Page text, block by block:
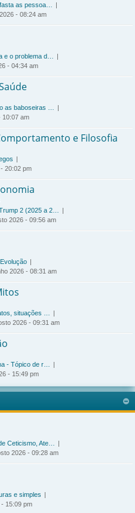
as pessoa…
- 08:24 am
e o problema d…
- 04:34 am
as baboseiras …
10:07 am
e Filosofia
20:02 pm
2 (2025 a 2…
2026 - 09:56 am
2026 - 08:31 am
situações …
2026 - 09:31 am
- Tópico de r…
- 15:49 pm
Ceticismo, Ate…
2026 - 09:28 am
e simples
15:09 pm